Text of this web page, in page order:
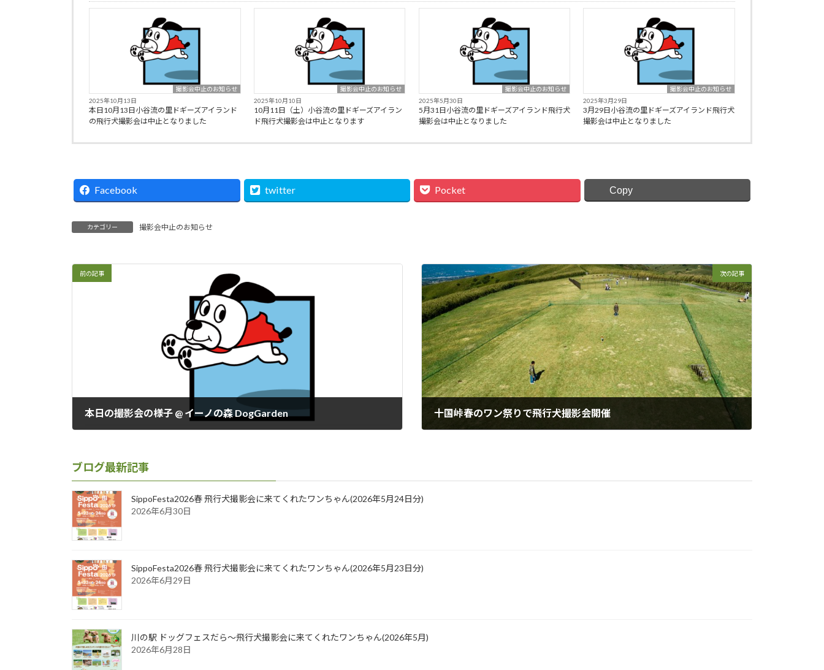
撮影会中止のお知らせ
2025年10月13日
本日10月13日小谷流の里ドギーズアイランド
の飛行犬撮影会は中止となりました
撮影会中止のお知らせ
2025年10月10日
10月11日（土）小谷流の里ドギーズアイラン
ド飛行犬撮影会は中止となります
撮影会中止のお知らせ
2025年5月30日
5月31日小谷流の里ドギーズアイランド飛行犬
撮影会は中止となりました
撮影会中止のお知らせ
2025年3月29日
3月29日小谷流の里ドギーズアイランド飛行犬
撮影会は中止となりました
Facebook twitter Pocket Copy
カテゴリー 撮影会中止のお知らせ
前の記事
本日の撮影会の様子 @ イーノの森 DogGarden
次の記事
十国峠春のワン祭りで飛行犬撮影会開催
ブログ最新記事
SippoFesta2026春 飛行犬撮影会に来てくれたワンちゃん(2026年5月24日分)
2026年6月30日
SippoFesta2026春 飛行犬撮影会に来てくれたワンちゃん(2026年5月23日分)
2026年6月29日
川の駅 ドッグフェスだら～飛行犬撮影会に来てくれたワンちゃん(2026年5月)
2026年6月28日